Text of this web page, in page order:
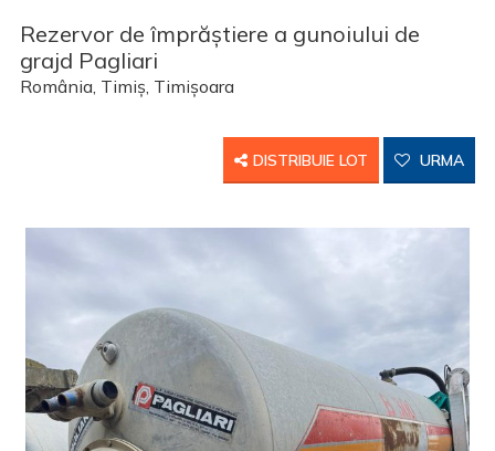
Rezervor de împrăștiere a gunoiului de
grajd Pagliari
România, Timiș, Timișoara
DISTRIBUIE LOT URMA